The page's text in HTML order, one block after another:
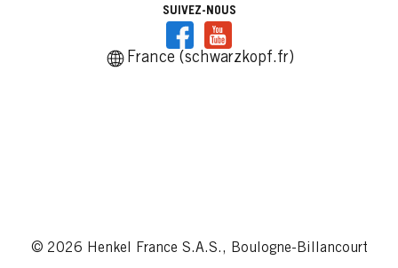
SUIVEZ-NOUS
France (schwarzkopf.fr)
© 2026 Henkel France S.A.S., Boulogne-Billancourt